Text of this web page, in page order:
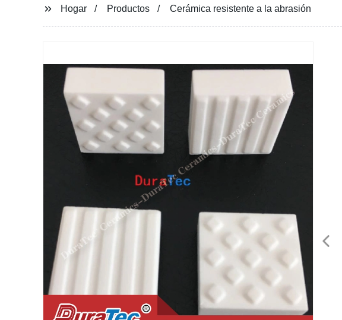
Hogar Productos Cerámica resistente a la abrasión